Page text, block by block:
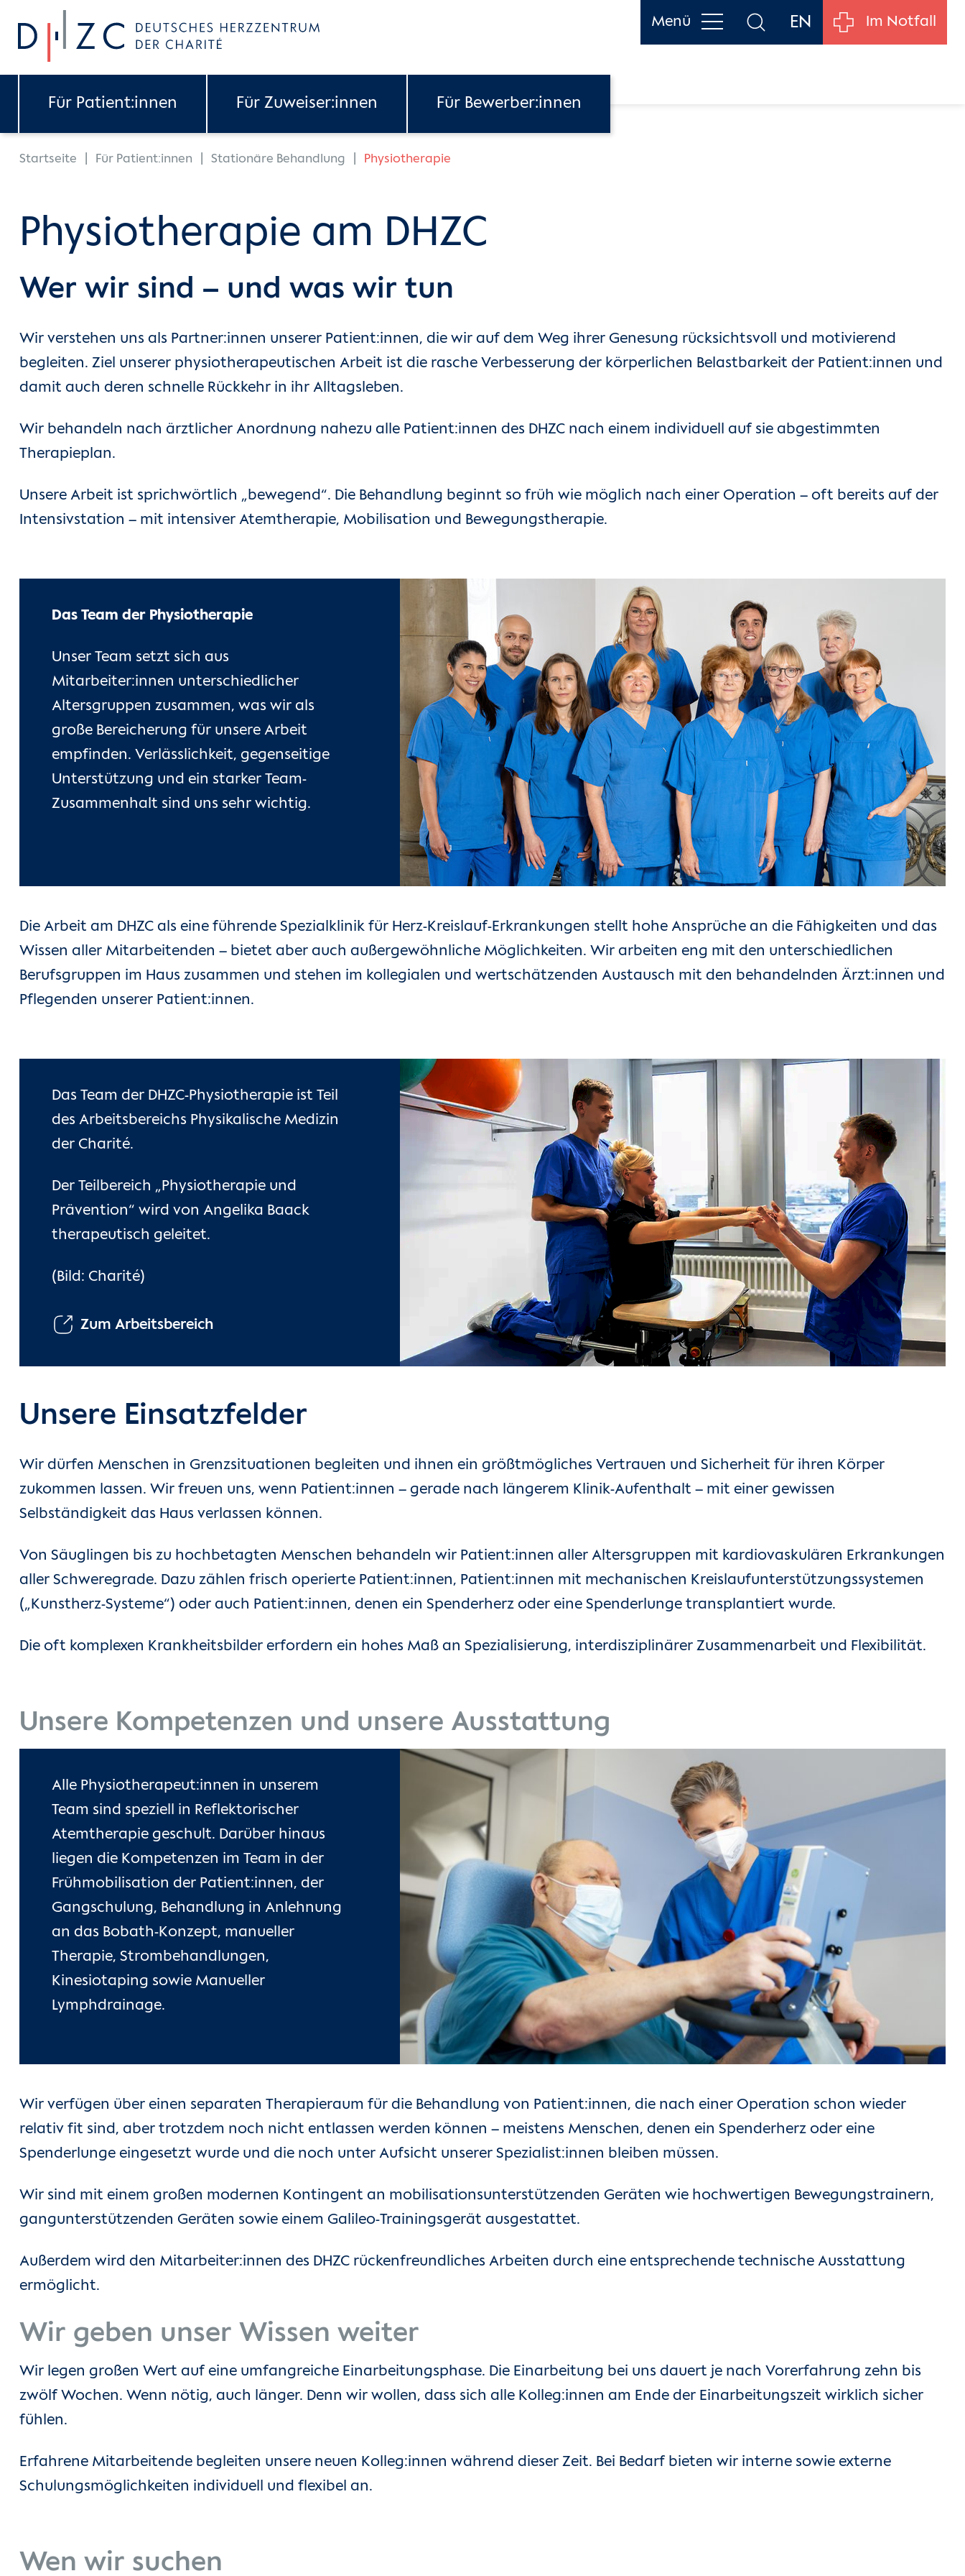
Skip to main content
Menü EN Im Notfall
Für Patient:innen Für Zuweiser:innen Für Bewerber:innen
You are here:
Startseite Für Patient:innen Stationäre Behandlung Physiotherapie
Physiotherapie am DHZC
Wer wir sind – und was wir tun
Wir verstehen uns als Partner:innen unserer Patient:innen, die wir auf dem Weg ihrer Genesung rücksichtsvoll und motivierend
begleiten. Ziel unserer physiotherapeutischen Arbeit ist die rasche Verbesserung der körperlichen Belastbarkeit der Patient:innen und
damit auch deren schnelle Rückkehr in ihr Alltagsleben.
Wir behandeln nach ärztlicher Anordnung nahezu alle Patient:innen des DHZC nach einem individuell auf sie abgestimmten
Therapieplan.
Unsere Arbeit ist sprichwörtlich „bewegend“. Die Behandlung beginnt so früh wie möglich nach einer Operation – oft bereits auf der
Intensivstation – mit intensiver Atemtherapie, Mobilisation und Bewegungstherapie.
Das Team der Physiotherapie
Unser Team setzt sich aus
Mitarbeiter:innen unterschiedlicher
Altersgruppen zusammen, was wir als
große Bereicherung für unsere Arbeit
empfinden. Verlässlichkeit, gegenseitige
Unterstützung und ein starker Team-
Zusammenhalt sind uns sehr wichtig.
Die Arbeit am DHZC als eine führende Spezialklinik für Herz-Kreislauf-Erkrankungen stellt hohe Ansprüche an die Fähigkeiten und das
Wissen aller Mitarbeitenden – bietet aber auch außergewöhnliche Möglichkeiten. Wir arbeiten eng mit den unterschiedlichen
Berufsgruppen im Haus zusammen und stehen im kollegialen und wertschätzenden Austausch mit den behandelnden Ärzt:innen und
Pflegenden unserer Patient:innen.
Das Team der DHZC-Physiotherapie ist Teil
des Arbeitsbereichs Physikalische Medizin
der Charité.
Der Teilbereich „Physiotherapie und
Prävention“ wird von Angelika Baack
therapeutisch geleitet.
(Bild: Charité)
Zum Arbeitsbereich
Unsere Einsatzfelder
Wir dürfen Menschen in Grenzsituationen begleiten und ihnen ein größtmögliches Vertrauen und Sicherheit für ihren Körper
zukommen lassen. Wir freuen uns, wenn Patient:innen – gerade nach längerem Klinik-Aufenthalt – mit einer gewissen
Selbständigkeit das Haus verlassen können.
Von Säuglingen bis zu hochbetagten Menschen behandeln wir Patient:innen aller Altersgruppen mit kardiovaskulären Erkrankungen
aller Schweregrade. Dazu zählen frisch operierte Patient:innen, Patient:innen mit mechanischen Kreislaufunterstützungssystemen
(„Kunstherz-Systeme“) oder auch Patient:innen, denen ein Spenderherz oder eine Spenderlunge transplantiert wurde.
Die oft komplexen Krankheitsbilder erfordern ein hohes Maß an Spezialisierung, interdisziplinärer Zusammenarbeit und Flexibilität.
Unsere Kompetenzen und unsere Ausstattung
Alle Physiotherapeut:innen in unserem
Team sind speziell in Reflektorischer
Atemtherapie geschult. Darüber hinaus
liegen die Kompetenzen im Team in der
Frühmobilisation der Patient:innen, der
Gangschulung, Behandlung in Anlehnung
an das Bobath-Konzept, manueller
Therapie, Strombehandlungen,
Kinesiotaping sowie Manueller
Lymphdrainage.
Wir verfügen über einen separaten Therapieraum für die Behandlung von Patient:innen, die nach einer Operation schon wieder
relativ fit sind, aber trotzdem noch nicht entlassen werden können – meistens Menschen, denen ein Spenderherz oder eine
Spenderlunge eingesetzt wurde und die noch unter Aufsicht unserer Spezialist:innen bleiben müssen.
Wir sind mit einem großen modernen Kontingent an mobilisationsunterstützenden Geräten wie hochwertigen Bewegungstrainern,
gangunterstützenden Geräten sowie einem Galileo-Trainingsgerät ausgestattet.
Außerdem wird den Mitarbeiter:innen des DHZC rückenfreundliches Arbeiten durch eine entsprechende technische Ausstattung
ermöglicht.
Wir geben unser Wissen weiter
Wir legen großen Wert auf eine umfangreiche Einarbeitungsphase. Die Einarbeitung bei uns dauert je nach Vorerfahrung zehn bis
zwölf Wochen. Wenn nötig, auch länger. Denn wir wollen, dass sich alle Kolleg:innen am Ende der Einarbeitungszeit wirklich sicher
fühlen.
Erfahrene Mitarbeitende begleiten unsere neuen Kolleg:innen während dieser Zeit. Bei Bedarf bieten wir interne sowie externe
Schulungsmöglichkeiten individuell und flexibel an.
Wen wir suchen